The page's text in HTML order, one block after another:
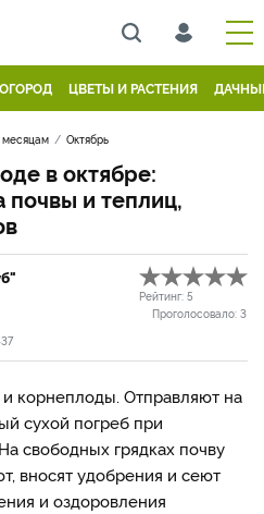
ЦВЕТЫ И РАСТЕНИЯ
Октябрь
в октябре:
почвы и теплиц,
Рейтинг: 5
Проголосовало: 3
корнеплоды. Отправляют на
сухой погреб при
свободных грядках почву
вносят удобрения и сеют
и оздоровления